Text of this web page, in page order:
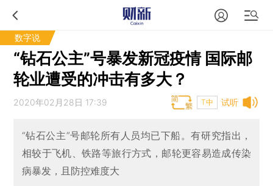
数字说
“钻石公主”号暴发新冠疫情 国际邮
轮业遭受的冲击有多大？
试听
2020年02月28日 17:39 T中
“钻石公主”号邮轮所有人员均已下船。有研究指出，
相较于飞机、铁路等旅行方式，邮轮更容易造成传染
病暴发，且防控难度大